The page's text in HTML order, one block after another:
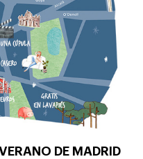
DE MADRID